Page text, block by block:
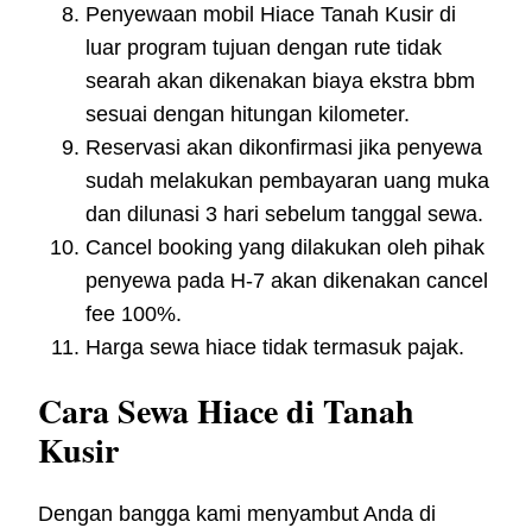
Penyewaan mobil Hiace Tanah Kusir di
luar program tujuan dengan rute tidak
searah akan dikenakan biaya ekstra bbm
sesuai dengan hitungan kilometer.
Reservasi akan dikonfirmasi jika penyewa
sudah melakukan pembayaran uang muka
dan dilunasi 3 hari sebelum tanggal sewa.
Cancel booking yang dilakukan oleh pihak
penyewa pada H-7 akan dikenakan cancel
fee 100%.
Harga sewa hiace tidak termasuk pajak.
Cara Sewa Hiace di Tanah
Kusir
Dengan bangga kami menyambut Anda di